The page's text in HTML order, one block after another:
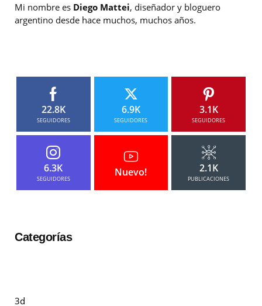
Mi nombre es Diego Mattei, diseñador y bloguero
argentino desde hace muchos, muchos años.
22.8K
SEGUIDORES
6.9K
SEGUIDORES
3.1K
SEGUIDORES
6.3K
SEGUIDORES
Nuevo! 2.1K
PUBLICACIONES
Categorías
3d